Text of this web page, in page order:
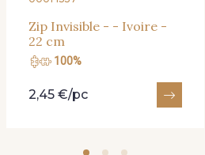
Zip Invisible - - Ivoire -
22 cm
100%
2,45 €/pc